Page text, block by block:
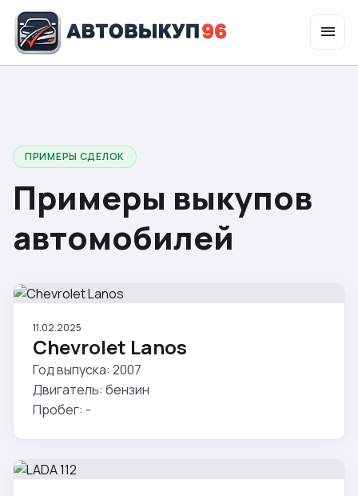
menu
ПРИМЕРЫ СДЕЛОК
Примеры выкупов
автомобилей
11.02.2025
Chevrolet Lanos
Год выпуска: 2007
Двигатель: бензин
Пробег: -